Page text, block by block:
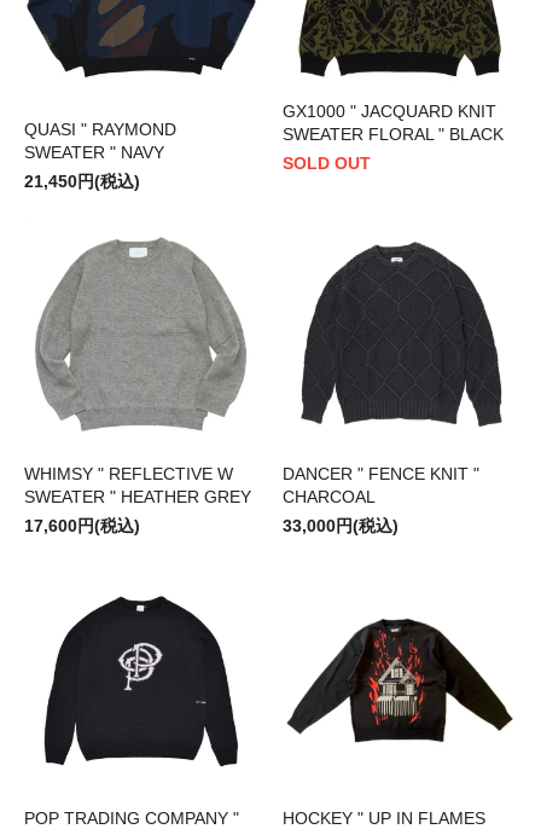
QUASI " RAYMOND
SWEATER " NAVY
21,450円(税込)
GX1000 " JACQUARD KNIT
SWEATER FLORAL " BLACK
SOLD OUT
WHIMSY " REFLECTIVE W
SWEATER " HEATHER GREY
17,600円(税込)
DANCER " FENCE KNIT "
CHARCOAL
33,000円(税込)
POP TRADING COMPANY "
HOCKEY " UP IN FLAMES